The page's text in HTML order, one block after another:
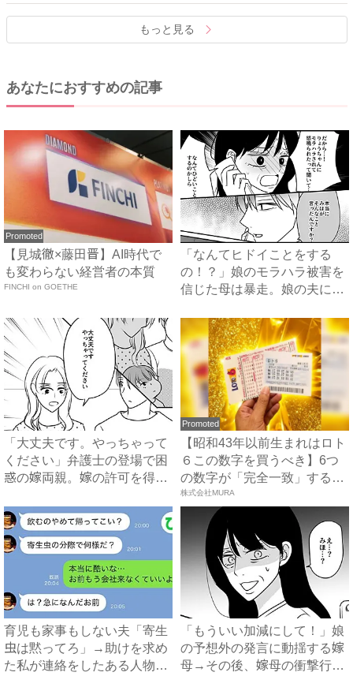
もっと見る
あなたにおすすめの記事
Promoted
【見城徹×藤田晋】AI時代で
も変わらない経営者の本質
FINCHI on GOETHE
「なんてヒドイことをする
の！？」娘のモラハラ被害を
信じた母は暴走。娘の夫に電
「大丈夫です。やっちゃって
ください」弁護士の登場で困
惑の嫁両親。嫁の許可を得た
Promoted
【昭和43年以前生まれはロト
６この数字を買うべき】6つ
の数字が「完全一致」する
方...
株式会社MURA
育児も家事もしない夫「寄生
虫は黙ってろ」→助けを求め
た私が連絡をしたある人物と
「もういい加減にして！」娘
の予想外の発言に動揺する嫁
母→その後、嫁母の衝撃行動